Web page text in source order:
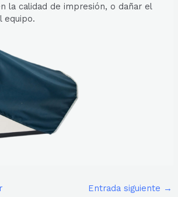
la calidad de impresión, o dañar el
equipo.
Entrada siguiente →